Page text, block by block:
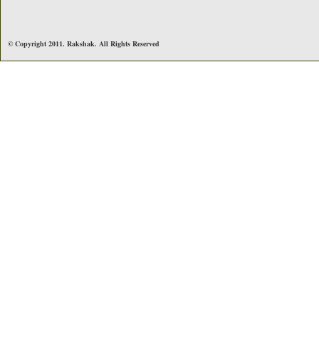
© Copyright 2011. Rakshak. All Rights Reserved